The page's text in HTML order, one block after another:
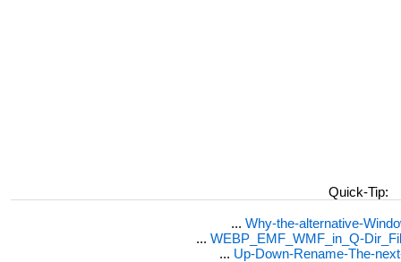
Quick-Tip:
... Why-the-alternative-
... WEBP_EMF_WMF_in_Q-
... Up-Down-Rename-The-